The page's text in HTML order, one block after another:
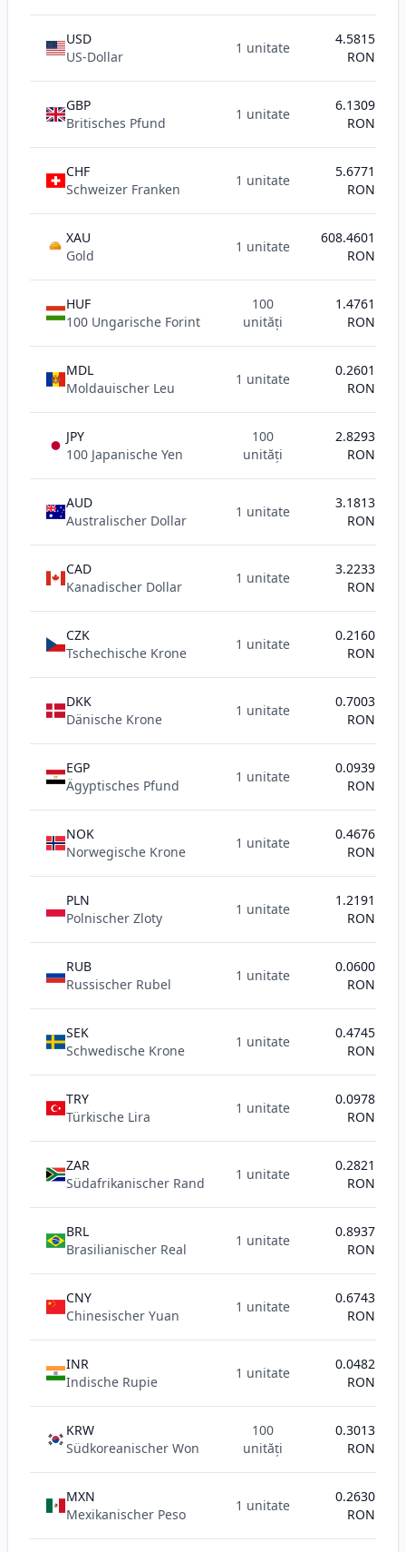
USD
US-Dollar
1 unitate
4.5815
RON
GBP
Britisches Pfund
1 unitate
6.1309
RON
CHF
Schweizer Franken
1 unitate
5.6771
RON
AU
XAU
Gold
1 unitate
608.4601
RON
HUF
100 Ungarische Forint
100
unități
1.4761
RON
MDL
Moldauischer Leu
1 unitate
0.2601
RON
JPY
100 Japanische Yen
100
unități
2.8293
RON
AUD
Australischer Dollar
1 unitate
3.1813
RON
CAD
Kanadischer Dollar
1 unitate
3.2233
RON
CZK
Tschechische Krone
1 unitate
0.2160
RON
DKK
Dänische Krone
1 unitate
0.7003
RON
EGP
Ägyptisches Pfund
1 unitate
0.0939
RON
NOK
Norwegische Krone
1 unitate
0.4676
RON
PLN
Polnischer Zloty
1 unitate
1.2191
RON
RUB
Russischer Rubel
1 unitate
0.0600
RON
SEK
Schwedische Krone
1 unitate
0.4745
RON
TRY
Türkische Lira
1 unitate
0.0978
RON
ZAR
Südafrikanischer Rand
1 unitate
0.2821
RON
BRL
Brasilianischer Real
1 unitate
0.8937
RON
CNY
Chinesischer Yuan
1 unitate
0.6743
RON
INR
Indische Rupie
1 unitate
0.0482
RON
KRW
Südkoreanischer Won
100
unități
0.3013
RON
MXN
Mexikanischer Peso
1 unitate
0.2630
RON